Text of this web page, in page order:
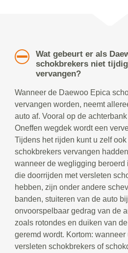
Wat gebeurt er als
schokbrekers niet
vervangen?
Wanneer de Daewoo Epica
vervangen worden, neemt
auto af. Vooral op de
Oneffen wegdek wordt een
Tijdens het rijden kunt u zelf
schokbrekers vervangen
wanneer de wegligging beroerd
die doorrijden met versleten
hebben, zijn onder andere
banden, stuiteren van de auto
onvoorspelbaar gedrag van de
zoals rotondes en duiken van
geremd wordt. Kortom: wanneer
versleten schokbrekers of